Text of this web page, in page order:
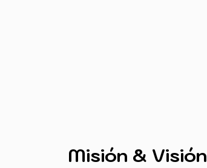
Misión & Visión